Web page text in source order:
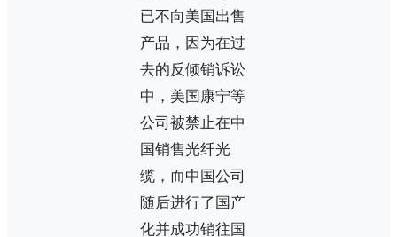
已不向美国出售
产品，因为在过
去的反倾销诉讼
中，美国康宁等
公司被禁止在中
国销售光纤光
缆，而中国公司
随后进行了国产
化并成功销往国